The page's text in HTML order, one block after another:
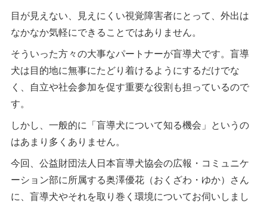
目が見えない、見えにくい視覚障害者にとって、外出は
なかなか気軽にできることではありません。
そういった方々の大事なパートナーが盲導犬です。盲導
犬は目的地に無事にたどり着けるようにするだけでな
く、自立や社会参加を促す重要な役割も担っているので
す。
しかし、一般的に「盲導犬について知る機会」というの
はあまり多くありません。
今回、公益財団法人日本盲導犬協会の広報・コミュニケ
ーション部に所属する奥澤優花（おくざわ・ゆか）さん
に、盲導犬やそれを取り巻く環境についてお伺いしまし